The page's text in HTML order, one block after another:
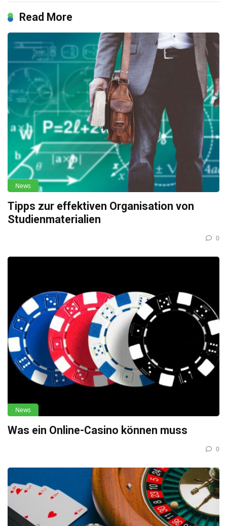
Read More
News
Tipps zur effektiven Organisation von
Studienmaterialien
0
News
Was ein Online-Casino können muss
0